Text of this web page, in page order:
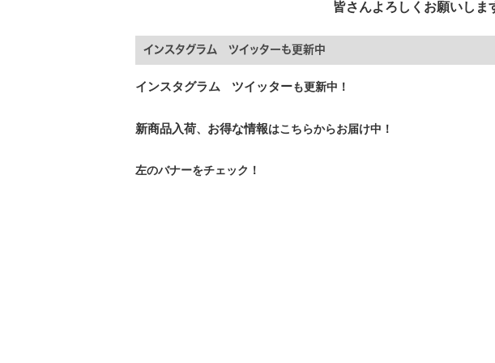
皆さんよろしくお願いしま
インスタグラム ツイッターも更新中
インスタグラム ツイッターも更新中！
新商品入荷、 お得な情報はこちらからお届け中！
左のバナーをチェック！